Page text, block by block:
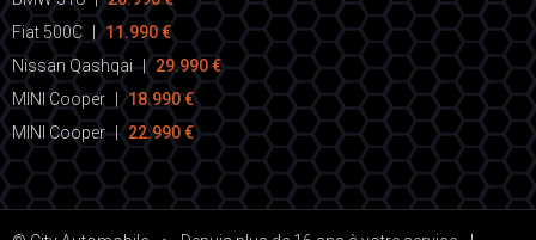
Fiat 500C | 11.990 €
Nissan Qashqai | 29.990 €
MINI Cooper | 18.990 €
MINI Cooper | 22.990 €